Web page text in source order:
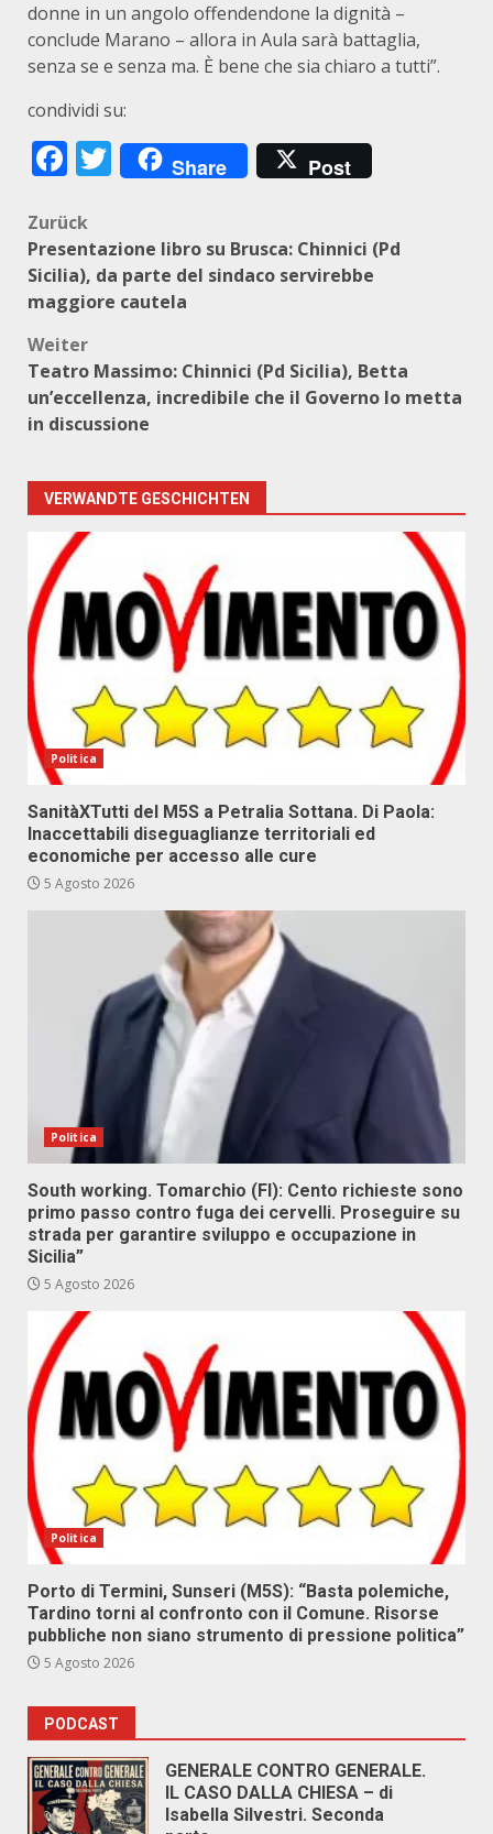
donne in un angolo offendendone la dignità –
conclude Marano – allora in Aula sarà battaglia,
senza se e senza ma. È bene che sia chiaro a tutti”.
condividi su:
Facebook
Twitter
Share Post
Beitragsnavigation
Zurück
Presentazione libro su Brusca: Chinnici (Pd
Sicilia), da parte del sindaco servirebbe
maggiore cautela
Weiter
Teatro Massimo: Chinnici (Pd Sicilia), Betta
un’eccellenza, incredibile che il Governo lo metta
in discussione
VERWANDTE GESCHICHTEN
Politica
SanitàXTutti del M5S a Petralia Sottana. Di Paola:
Inaccettabili diseguaglianze territoriali ed
economiche per accesso alle cure
5 Agosto 2026
Politica
South working. Tomarchio (FI): Cento richieste sono
primo passo contro fuga dei cervelli. Proseguire su
strada per garantire sviluppo e occupazione in
Sicilia”
5 Agosto 2026
Politica
Porto di Termini, Sunseri (M5S): “Basta polemiche,
Tardino torni al confronto con il Comune. Risorse
pubbliche non siano strumento di pressione politica”
5 Agosto 2026
PODCAST
GENERALE CONTRO GENERALE.
IL CASO DALLA CHIESA – di
Isabella Silvestri. Seconda